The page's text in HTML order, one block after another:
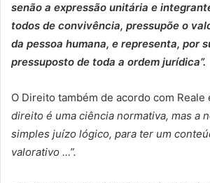
senão a expressão unitária e
todos de convivência, pressupõe o
da pessoa humana, e representa, por
pressuposto de toda a ordem jurídica”.
O Direito também de acordo com Reale
direito é uma ciência normativa, mas a
simples juízo lógico, para ter um
valorativo …”.